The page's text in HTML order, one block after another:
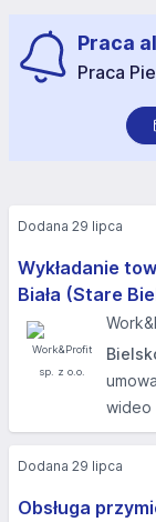
Praca
Praca
Wykładanie
Biała (Stare
wideo
Dodana 29 lipca
Obsługa
Dodana 29 lipca